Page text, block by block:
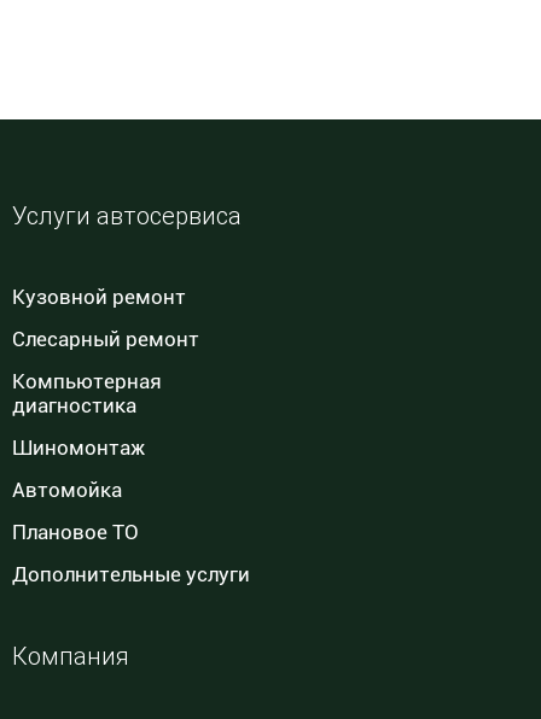
Услуги автосервиса
Кузовной ремонт
Слесарный ремонт
Компьютерная
диагностика
Шиномонтаж
Автомойка
Плановое ТО
Дополнительные услуги
Компания